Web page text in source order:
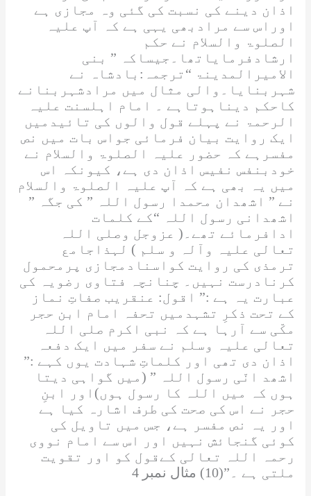
اذان دینے کی نسبت کی گئی وہ مجازی ہے
اوراس سے مرادبھی یہی ہے کہ آپ علیہ
الصلوۃ والسلام نے حکم
ارشادفرمایاتھا۔جیساکہ ” بنی
الامیرالمدینۃ “ترجمہ:بادشاہ نے
شہربنایا۔والی مثال میں مرادشہربنانے
کاحکم دیناہوتاہے ۔ امام اہلسنت علیہ
الرحمۃ
نے پہلے قول والوں کی تائیدمیں
ایک روایت بیان فرمائی جواس بات میں نص
مفسرہے کہ حضور
علیہ الصلوۃ والسلام نے
خودبنفس نفیس اذان دی ہے، کیونکہ اس
میں یہ بھی ہے کہ آپ علیہ الصلوۃ والسلام
نے ” اشھدان محمدا رسول اللہ
” کی جگہ ”
اشھدانی رسول اللہ “کے کلمات
ادافرمائے تھے۔( عزوجل وصلی اللہ
تعالی علیہ وآلہ و سلم ) لہذاجامع
ترمذی کی روایت کواسنادمجازی پرمحمول
کرنادرست نہیں۔ چنانچہ فتاوی رضویہ کی
عبارت یہ ہے :” اقول: عنقریب صفاتِ نماز
کے تحت ذکرِ تشہدمیں تحفہ امام ابن حجر
مکّی سے آرہا ہے کہ نبی اکرم صلی اللہ
تعالی علیہ وسلم نے سفر میں ایک دفعہ
اذان دی تھی اور کلماتِ شہادت یوں کہے :”
اشھد انّی رسول اللہ
” (میں گواہی دیتا
ہوں کہ میں اللہ
کا رسول ہوں)اور ابنِ
حجر نے اس کی صحت کی طرف اشارہ کیا ہے
اور یہ نص مفسر ہے، جس میں تاویل کی
کوئی گنجائش نہیں اور اس سے امام نووی
رحمہ اللہ تعالی کےقول کو اور تقویت
ملتی ہے ۔”(10) مثال نمبر 4